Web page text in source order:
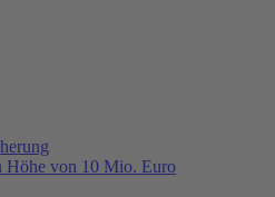
Höhe von 10 Mio. Euro